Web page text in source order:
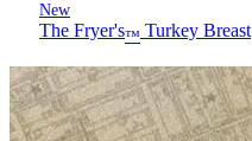
New
The Fryer's™ Turkey Breast